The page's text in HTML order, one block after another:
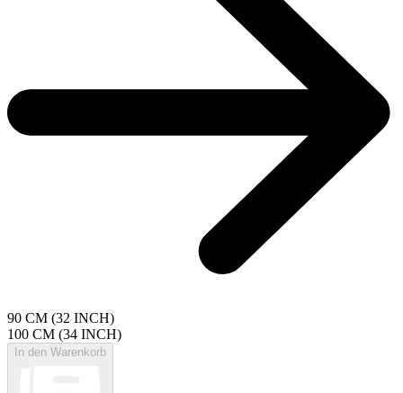
90 CM (32 INCH)
100 CM (34 INCH)
In den Warenkorb